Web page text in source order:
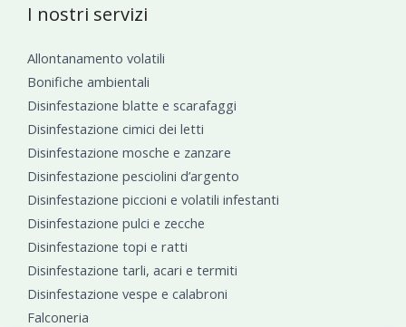
I nostri servizi
Allontanamento volatili
Bonifiche ambientali
Disinfestazione blatte e scarafaggi
Disinfestazione cimici dei letti
Disinfestazione mosche e zanzare
Disinfestazione pesciolini d’argento
Disinfestazione piccioni e volatili infestanti
Disinfestazione pulci e zecche
Disinfestazione topi e ratti
Disinfestazione tarli, acari e termiti
Disinfestazione vespe e calabroni
Falconeria